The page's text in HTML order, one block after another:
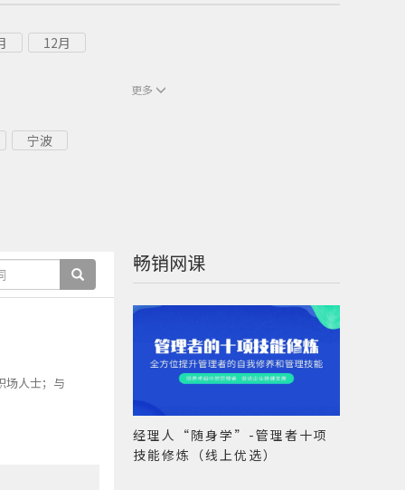
12月
更多
宁波
场人士；与
畅销网课
经理人“随身学”-管理者十项
技能修炼（线上优选）